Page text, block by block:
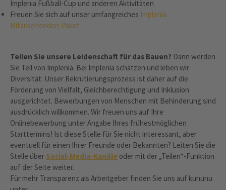
Implenia Fußball-Cup und anderen Aktivitäten
Freuen Sie sich auf unser umfangreiches Implenia
Mitarbeitenden-Paket
Teilen Sie unsere Leidenschaft für das Bauen? Dann werden
Sie Teil von Implenia. Bei Implenia schätzen und leben wir
Diversität. Unser Rekrutierungsprozess ist daher auf die
Förderung von Vielfalt, Gleichberechtigung und Inklusion
ausgerichtet. Bewerbungen von Menschen mit Behinderung sind
ausdrücklich willkommen. Wir freuen uns auf Ihre
Onlinebewerbung unter Angabe Ihres frühestmöglichen
Starttermins! Ist diese Stelle für Sie nicht interessant, aber
eventuell für einen Ihrer Freunde oder Bekannten? Leiten Sie die
Stelle über Social-Media-Kanäle oder mit der „Teilen“-Funktion
auf der Seite weiter.
Für mehr Transparenz als Arbeitgeber finden Sie uns auf kununu